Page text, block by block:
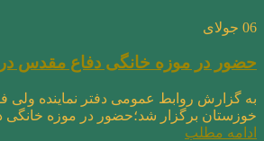
06 جولای
حضور در موزه خانگی دفاع مقدس
به گزارش روابط عمومی دفتر نماینده ولی
خوزستان برگزار شد؛حضور در موزه
ادامه مطلب